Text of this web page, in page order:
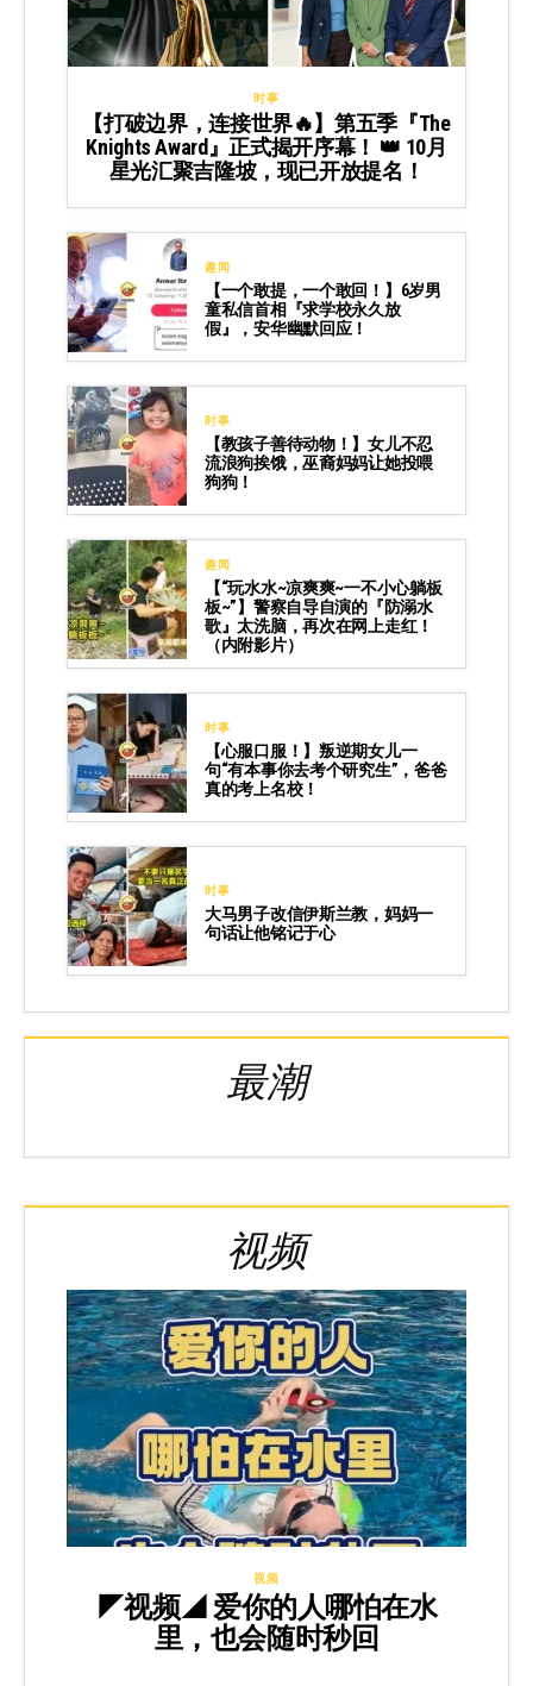
时事
【打破边界，连接世界🔥】第五季『The
Knights Award』正式揭开序幕！ 👑 10月
星光汇聚吉隆坡，现已开放提名！
趣闻
【一个敢提，一个敢回！】6岁男
童私信首相『求学校永久放
假』，安华幽默回应！
时事
【教孩子善待动物！】女儿不忍
流浪狗挨饿，巫裔妈妈让她投喂
狗狗！
趣闻
【“玩水水~凉爽爽~一不小心躺板
板~”】警察自导自演的『防溺水
歌』太洗脑，再次在网上走红！
（内附影片）
时事
【心服口服！】叛逆期女儿一
句“有本事你去考个研究生”，爸爸
真的考上名校！
时事
大马男子改信伊斯兰教，妈妈一
句话让他铭记于心
最潮
视频
视频
◤视频◢ 爱你的人哪怕在水
里，也会随时秒回